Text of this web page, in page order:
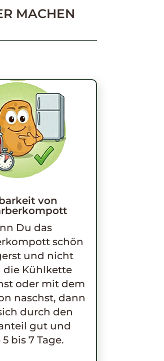
MACHEN
von
Du das
schön
und nicht
die Kühlkette
oder mit dem
naschst, dann
durch den
gut und
bis 7 Tage.